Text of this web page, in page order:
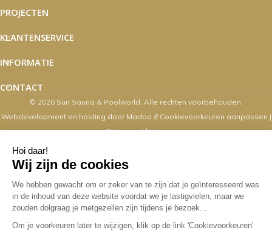
PROJECTEN
KLANTENSERVICE
INFORMATIE
CONTACT
© 2026 Sun Sauna & Poolworld. Alle rechten voorbehouden.
Webdevelopment en hosting door Madoo /// Cookievoorkeuren aanpassen |
Privacyverklaring
Zaterdag's zijn wij van 10.00 t/m 16.00
uur geopend
Overige dagen mogelijk op afspraak. Contact via email,
webshop, whatsapp en telefonisch kan op alle